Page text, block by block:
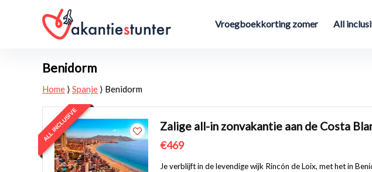
Vroegboekkorting zomer All
Benidorm
Home ⟩ Spanje ⟩ Benidorm
ALL INCLUSIVE Zalige all-in zonvakantie aan de Costa
€469
Je verblijft in de levendige wijk Rincón de Loix, met het in